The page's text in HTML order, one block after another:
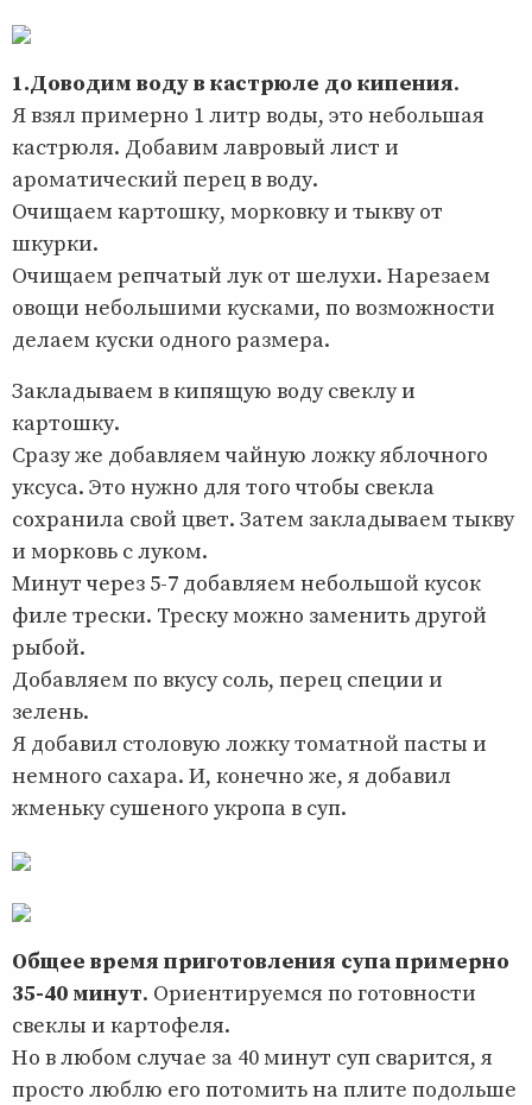
1.Доводим воду в кастрюле до кипения.
Я взял примерно 1 литр воды, это небольшая
кастрюля. Добавим лавровый лист и
ароматический перец в воду.
Очищаем картошку, морковку и тыкву от
шкурки.
Очищаем репчатый лук от шелухи. Нарезаем
овощи небольшими кусками, по возможности
делаем куски одного размера.
Закладываем в кипящую воду свеклу и
картошку.
Сразу же добавляем чайную ложку яблочного
уксуса. Это нужно для того чтобы свекла
сохранила свой цвет. Затем закладываем тыкву
и морковь с луком.
Минут через 5-7 добавляем небольшой кусок
филе трески. Треску можно заменить другой
рыбой.
Добавляем по вкусу соль, перец специи и
зелень.
Я добавил столовую ложку томатной пасты и
немного сахара. И, конечно же, я добавил
жменьку сушеного укропа в суп.
Общее время приготовления супа примерно
35-40 минут. Ориентируемся по готовности
свеклы и картофеля.
Но в любом случае за 40 минут суп сварится, я
просто люблю его потомить на плите подольше